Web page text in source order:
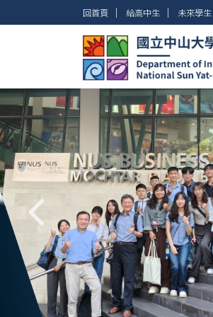
到
容
區
回首頁 │ 給高中生 │ 未來學生